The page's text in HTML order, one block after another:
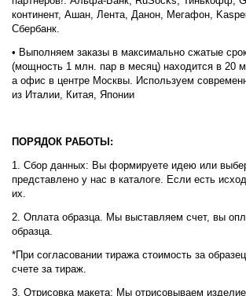
континент, Ашан, Лента, Данон, Мегафон,
Сбербанк.
• Выполняем заказы в максимально сжатые
(мощность 1 млн. пар в месяц) находится в 20
а офис в центре Москвы. Используем
из Италии, Китая, Японии
ПОРЯДОК РАБОТЫ:
1. Сбор данных: Вы формируете идею или
представлено у нас в каталоге. Если есть
их.
2. Оплата образца. Мы выставляем счет, вы
образца.
*При согласовании тиража стоимость за
счете за тираж.
3. Отрисовка макета: Мы отрисовываем